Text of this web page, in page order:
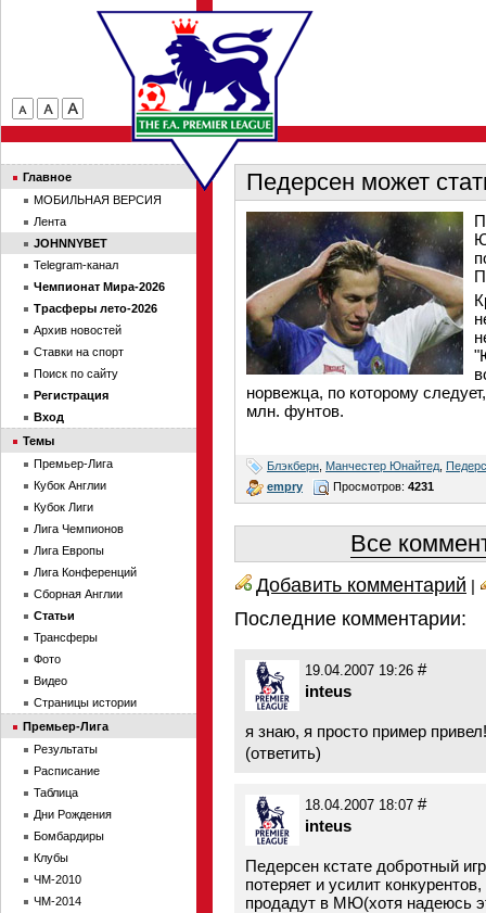
Педерсен может
норвежца, по которому
млн. фунтов.
Блэкберн Манчестер Юнайтед
empry
Просмотров: 4231
Все
Добавить комментарий |
Последние комментарии:
19.04.2007 19:26 #
inteus
я знаю, я просто пример привел!
(ответить)
18.04.2007 18:07 #
inteus
Педерсен кстате добротный
потеряет и усилит
продадут в МЮ(хотя надеюсь
Главное
МОБИЛЬНАЯ ВЕРСИЯ
Лента
JOHNNYBET
Telegram-канал
Чемпионат Мира-2026
Трасферы лето-2026
Архив новостей
Ставки на спорт
Поиск по сайту
Регистрация
Вход
Темы
Премьер-Лига
Кубок Англии
Кубок Лиги
Лига Чемпионов
Лига Европы
Лига Конференций
Сборная Англии
Статьи
Трансферы
Фото
Видео
Страницы истории
Премьер-Лига
Результаты
Расписание
Таблица
Дни Рождения
Бомбардиры
Клубы
ЧМ-2010
ЧМ-2014